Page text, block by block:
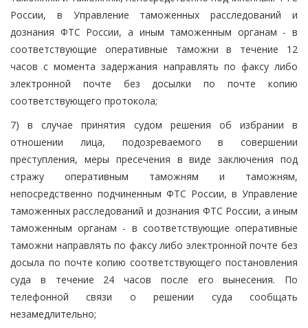
России, в Управление таможенных расследований и
дознания ФТС России, а иным таможенным органам - в
соответствующие оперативные таможни в течение 12
часов с момента задержания направлять по факсу либо
электронной почте без досылки по почте копию
соответствующего протокола;
7) в случае принятия судом решения об избрании в
отношении лица, подозреваемого в совершении
преступления, меры пресечения в виде заключения под
стражу оперативным таможням и таможням,
непосредственно подчиненным ФТС России, в Управление
таможенных расследований и дознания ФТС России, а иным
таможенным органам - в соответствующие оперативные
таможни направлять по факсу либо электронной почте без
досыла по почте копию соответствующего постановления
суда в течение 24 часов после его вынесения. По
телефонной связи о решении суда сообщать
незамедлительно;